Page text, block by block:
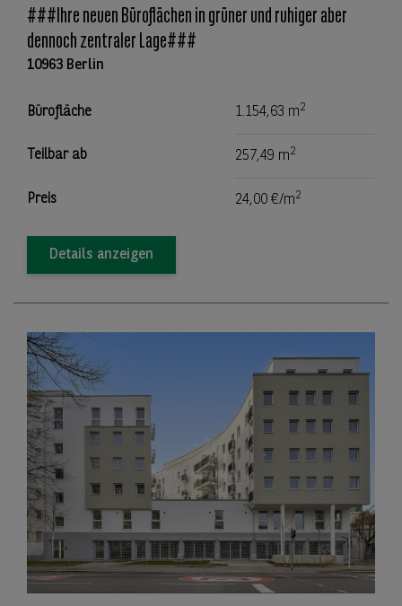
###Ihre neuen Büroflächen in grüner und ruhiger aber
dennoch zentraler Lage###
10963 Berlin
Bürofläche 1.154,63 m2
Teilbar ab 257,49 m2
Preis 24,00 €/m2
Details anzeigen